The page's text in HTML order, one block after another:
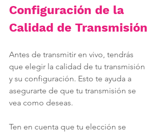
Configuración de la
Calidad de Transmisión
Antes de transmitir en vivo, tendrás
que elegir la calidad de tu transmisión
y su configuración. Esto te ayuda a
asegurarte de que tu transmisión se
vea como deseas.
Ten en cuenta que tu elección se